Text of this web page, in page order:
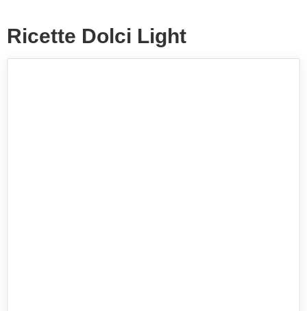
Ricette Dolci Light